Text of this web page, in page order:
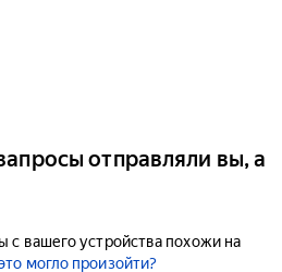
отправляли вы, а
с вашего устройства похожи на
могло произойти?